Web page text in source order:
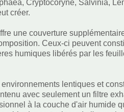
Cryptocoryne, Salvinia,
créer.
une couverture
Ceux-ci peuvent
humiques libérés par les
lentiques et
avec seulement un filtre
à la couche d'air humide